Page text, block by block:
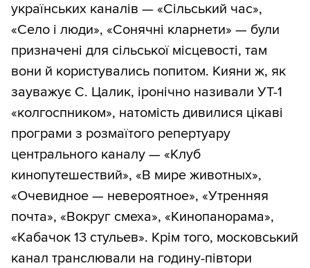
українських каналів — «Сільський час»,
«Село і люди», «Сонячні кларнети» — були
призначені для сільської місцевості, там
вони й користувались попитом. Кияни ж, як
зауважує С. Цалик, іронічно називали УТ-1
«колгоспником», натомість дивилися цікаві
програми з розмаїтого репертуару
центрального каналу — «Клуб
кинопутешествий», «В мире животных»,
«Очевидное — невероятное», «Утренняя
почта», «Вокруг смеха», «Кинопанорама»,
«Кабачок 13 стульев». Крім того, московський
канал транслювали на годину-півтори